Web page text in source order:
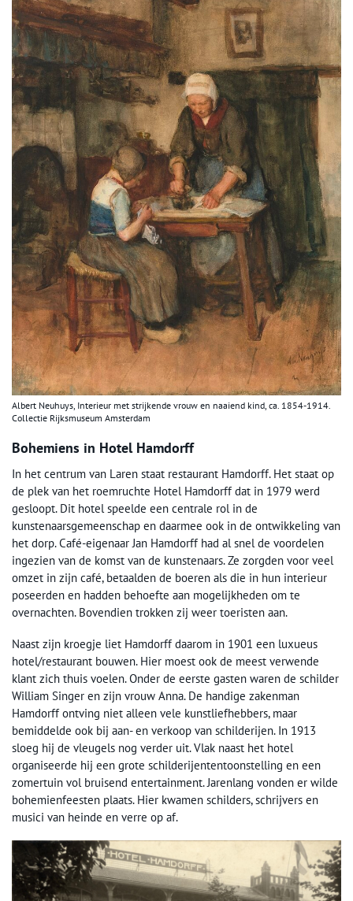
Albert Neuhuys, Interieur met strijkende vrouw en naaiend kind, ca. 1854-1914.
Collectie Rijksmuseum Amsterdam
Bohemiens in Hotel Hamdorff
In het centrum van Laren staat restaurant Hamdorff. Het staat op
de plek van het roemruchte Hotel Hamdorff dat in 1979 werd
gesloopt. Dit hotel speelde een centrale rol in de
kunstenaarsgemeenschap en daarmee ook in de ontwikkeling van
het dorp. Café-eigenaar Jan Hamdorff had al snel de voordelen
ingezien van de komst van de kunstenaars. Ze zorgden voor veel
omzet in zijn café, betaalden de boeren als die in hun interieur
poseerden en hadden behoefte aan mogelijkheden om te
overnachten. Bovendien trokken zij weer toeristen aan.
Naast zijn kroegje liet Hamdorff daarom in 1901 een luxueus
hotel/restaurant bouwen. Hier moest ook de meest verwende
klant zich thuis voelen. Onder de eerste gasten waren de schilder
William Singer en zijn vrouw Anna. De handige zakenman
Hamdorff ontving niet alleen vele kunstliefhebbers, maar
bemiddelde ook bij aan- en verkoop van schilderijen. In 1913
sloeg hij de vleugels nog verder uit. Vlak naast het hotel
organiseerde hij een grote schilderijententoonstelling en een
zomertuin vol bruisend entertainment. Jarenlang vonden er wilde
bohemienfeesten plaats. Hier kwamen schilders, schrijvers en
musici van heinde en verre op af.